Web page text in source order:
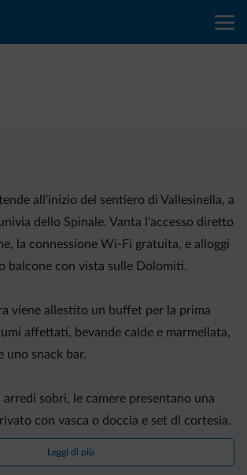
all'inizio del sentiero di Vallesinella, a
dello Spinale. Vanta l'accesso diretto
la connessione Wi-Fi gratuita, e alloggi
balcone con vista sulle Dolomiti.
viene allestito un buffet per la prima
affettati, bevande calde e marmellata,
uno snack bar.
arredi sobri, le camere presentano una
con vasca o doccia e set di cortesia.
inoltre una terrazza solarium e un
Leggi di più